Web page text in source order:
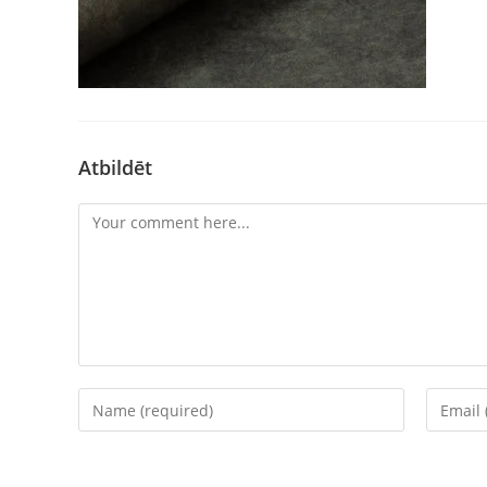
Atbildēt
Comment
Enter
your
Enter
your